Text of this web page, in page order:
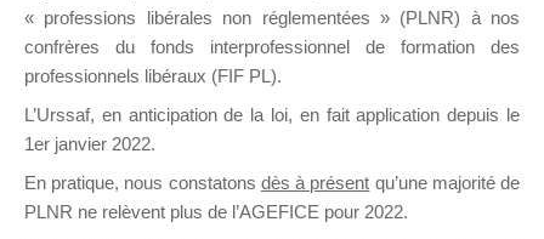
DIRIGEANT
« professions libérales non réglementées » (PLNR) à nos
confrères du fonds interprofessionnel de formation des
professionnels libéraux (FIF PL).
L’Urssaf, en anticipation de la loi, en fait application depuis le
1er janvier 2022.
En pratique, nous constatons dès à présent qu’une majorité de
PLNR ne relèvent plus de l’AGEFICE pour 2022.